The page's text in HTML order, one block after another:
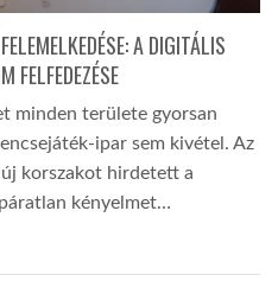
A DIGITÁLIS
FELFEDEZÉSE
minden területe gyorsan
ipar sem kivétel. Az
korszakot hirdetett a
kényelmet…